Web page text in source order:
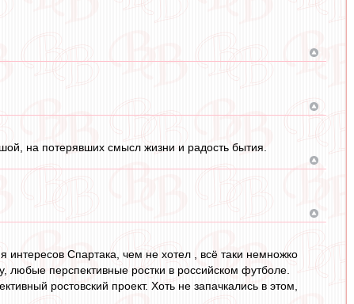
на потерявших смысл жизни и радость бытия.
Спартака, чем не хотел , всё таки немножко
перспективные ростки в российском футболе.
ростовский проект. Хоть не запачкались в этом,